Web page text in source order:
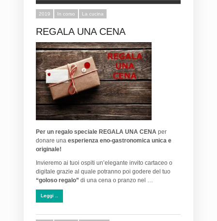
2019 In corso La cucina
REGALA UNA CENA
Per un regalo speciale REGALA UNA CENA per
donare una esperienza eno-gastronomica unica e
originale!
Invieremo ai tuoi ospiti un’elegante invito cartaceo o
digitale grazie al quale potranno poi godere del tuo
“goloso regalo” di una cena o pranzo nel …
Leggi ..